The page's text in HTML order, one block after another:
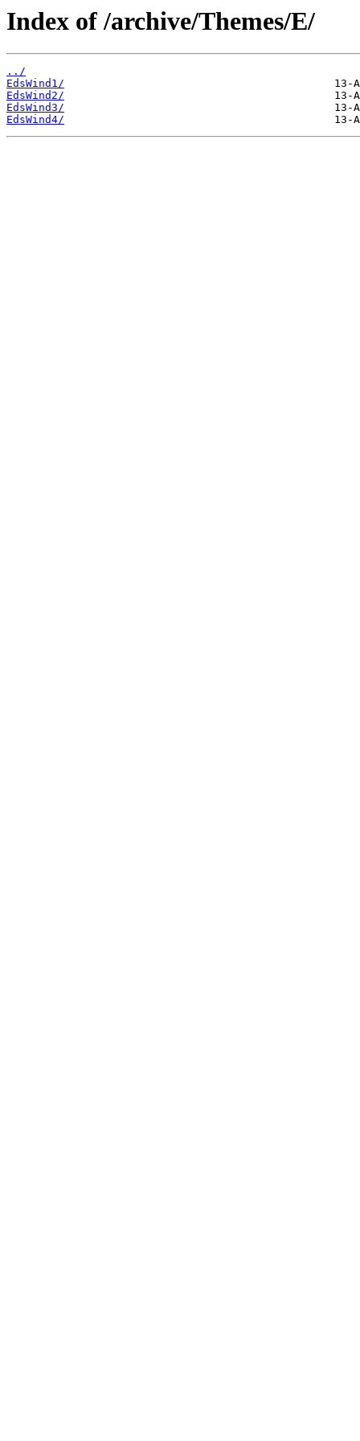
Index of /archive/Themes/E/
../
EdsWind1/
EdsWind2/
EdsWind3/
EdsWind4/